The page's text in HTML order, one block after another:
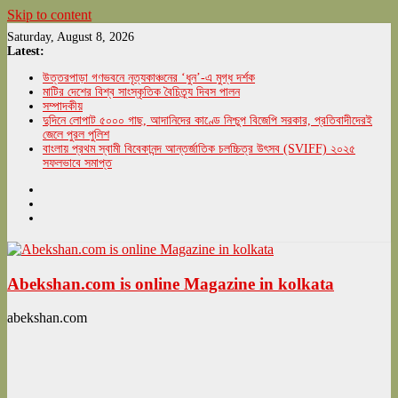
Skip to content
Saturday, August 8, 2026
Latest:
উত্তরপাড়া গণভবনে নৃত্যকাঞ্চনের ‘ধুন’-এ মুগ্ধ দর্শক
মাটির দেশের বিশ্ব সাংস্কৃতিক বৈচিত্র্য দিবস পালন
সম্পাদকীয়
দুদিনে লোপাট ৫০০০ গাছ, আদানিদের কাণ্ডে নিশ্চুপ বিজেপি সরকার, প্রতিবাদীদেরই
জেলে পুরল পুলিশ
বাংলায় প্রথম স্বামী বিবেকানন্দ আন্তর্জাতিক চলচ্চিত্র উৎসব (SVIFF) ২০২৫
সফলভাবে সমাপ্ত
Abekshan.com is online Magazine in kolkata
abekshan.com